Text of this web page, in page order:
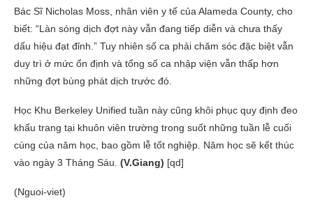
Bác Sĩ Nicholas Moss, nhân viên y tế của Alameda County, cho
biết: “Làn sóng dịch đợt này vẫn đang tiếp diễn và chưa thấy
dấu hiệu đạt đỉnh.” Tuy nhiên số ca phải chăm sóc đặc biệt vẫn
duy trì ở mức ổn định và tổng số ca nhập viện vẫn thấp hơn
những đợt bùng phát dịch trước đó.
Học Khu Berkeley Unified tuần này cũng khôi phục quy định đeo
khẩu trang tại khuôn viên trường trong suốt những tuần lễ cuối
cùng của năm học, bao gồm lễ tốt nghiệp. Năm học sẽ kết thúc
vào ngày 3 Tháng Sáu. (V.Giang) [qd]
(Nguoi-viet)